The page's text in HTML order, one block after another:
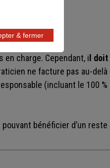
charge. Cependant, il doit
ne facture pas au-delà
(incluant le 100 %
bénéficier d’un reste
& fermer